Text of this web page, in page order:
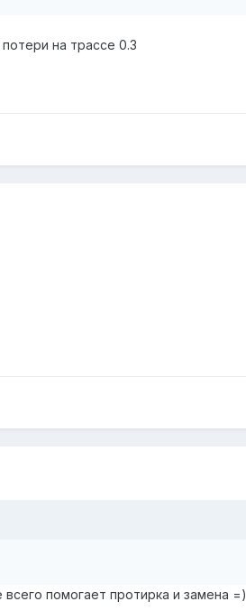
на трассе 0.3
помогает протирка и замена =)